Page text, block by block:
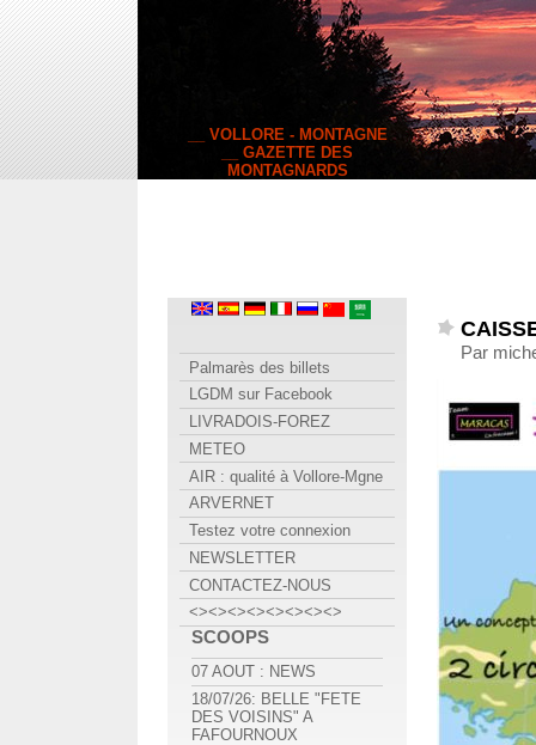
__ VOLLORE - MONTAGNE
__ GAZETTE DES
MONTAGNARDS
Par
Palmarès des billets
LGDM sur Facebook
LIVRADOIS-FOREZ
METEO
AIR : qualité à Vollore-Mgne
ARVERNET
Testez votre connexion
NEWSLETTER
CONTACTEZ-NOUS
<><><><><><><><>
SCOOPS
07 AOUT : NEWS
18/07/26: BELLE "FETE
DES VOISINS" A
FAFOURNOUX